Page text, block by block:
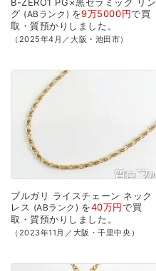
グ
ABランク を9万5000円で買
取・質預かり しました。
（2025年4月／大阪・池田市）
ブルガリ ライスチェーン ネック
レス
ABランク を40万円で買
取・質預かり しました。
（2023年11月／大阪・千里中央）